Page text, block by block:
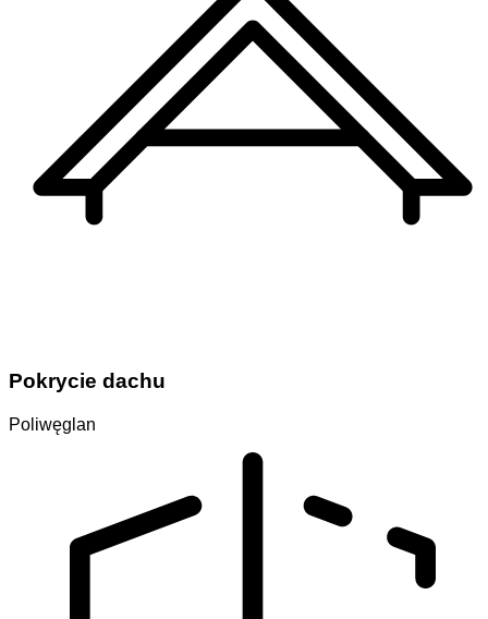
Pokrycie dachu
Poliwęglan